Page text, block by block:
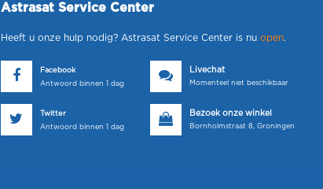
Astrasat Service Center
Heeft u onze hulp nodig? Astrasat Service Center is nu open.
Facebook
Antwoord binnen 1 dag
Livechat
Momenteel niet beschikbaar
Twitter
Antwoord binnen 1 dag
Bezoek onze winkel
Bornholmstraat 8, Groningen